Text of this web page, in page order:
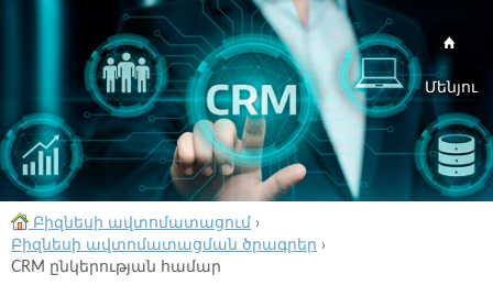
Մենյու
Բիզնեսի ավտոմատացում ›
Բիզնեսի ավտոմատացման ծրագրեր ›
CRM ընկերության համար